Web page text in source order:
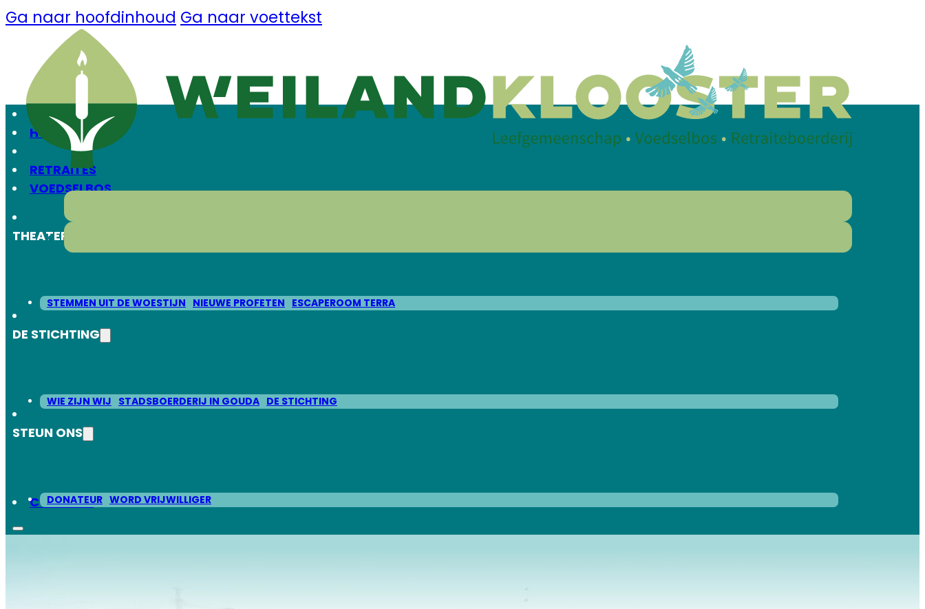
Ga naar hoofdinhoud Ga naar voettekst
HOME
RETRAITES
VOEDSELBOS
THEATER
STEMMEN UIT DE WOESTIJN NIEUWE PROFETEN ESCAPEROOM TERRA
DE STICHTING
WIE ZIJN WIJ STADSBOERDERIJ IN GOUDA DE STICHTING
STEUN ONS
DONATEUR WORD VRIJWILLIGER
CONTACT